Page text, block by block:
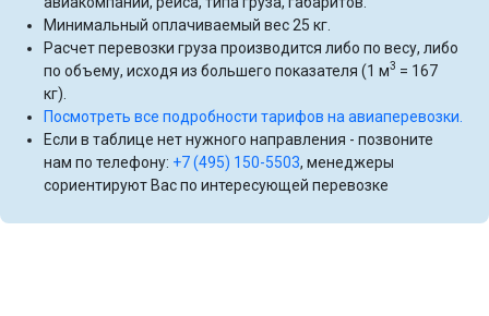
Минимальный оплачиваемый вес 25 кг.
Расчет перевозки груза производится либо по весу, либо
по объему, исходя из большего показателя (1 м3 = 167
кг).
Посмотреть все подробности тарифов на авиаперевозки.
Если в таблице нет нужного направления - позвоните
нам по телефону: +7 (495) 150-5503, менеджеры
сориентируют Вас по интересующей перевозке